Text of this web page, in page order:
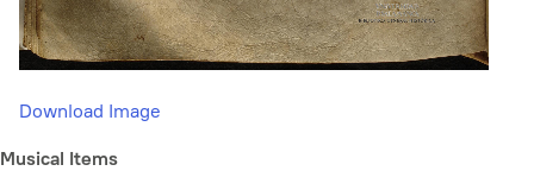
Download Image
Musical Items